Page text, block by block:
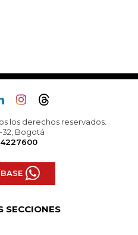
los derechos reservados.
32, Bogotá
4227600
SECCIONES